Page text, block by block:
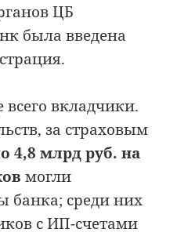
ЦБ
была введена
вкладчики.
за страховым
4,8 млрд руб. на
могли
банка; среди них
с ИП-счетами